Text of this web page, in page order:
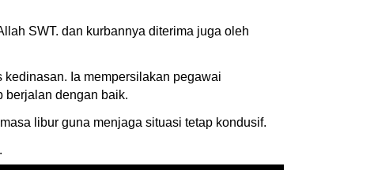
SWT. dan kurbannya diterima juga oleh
Ia mempersilakan pegawai
berjalan dengan baik.
libur guna menjaga situasi tetap kondusif.